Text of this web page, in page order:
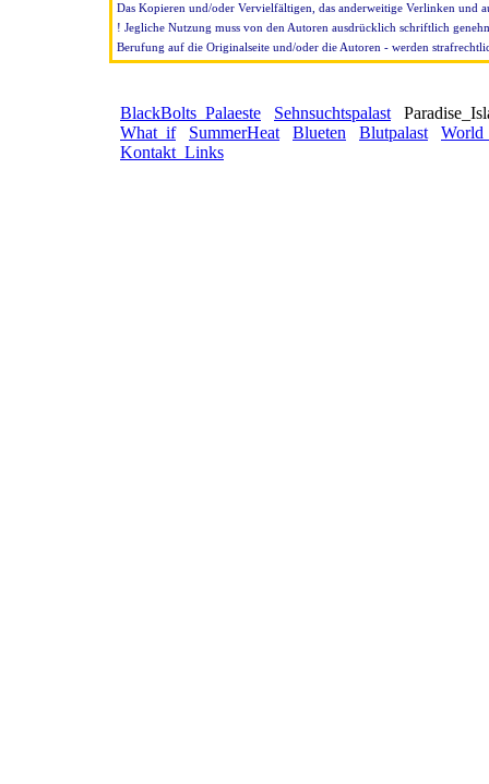
Das Kopieren und/oder Vervielfältigen, das anderweitige Verlinken und
! Jegliche Nutzung muss von den Autoren ausdrücklich schriftlich
Berufung auf die Originalseite und/oder die Autoren - werden
BlackBolts_Palaeste Sehnsuchtspalast
What_if
SummerHeat Blueten Blutpalast
Kontakt_Links